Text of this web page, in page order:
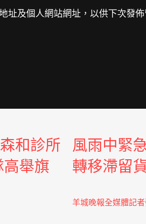
址及個人網站網址，以供下次發佈
和診所
舉旗
風雨中緊
轉移滯留
羊城晚報全媒體記